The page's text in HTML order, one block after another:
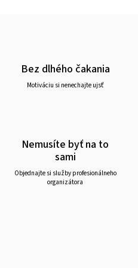
Bez dlhého čakania
Motiváciu si nenechajte ujsť
Nemusíte byť na to
sami
Objednajte si služby profesionálneho
organizátora